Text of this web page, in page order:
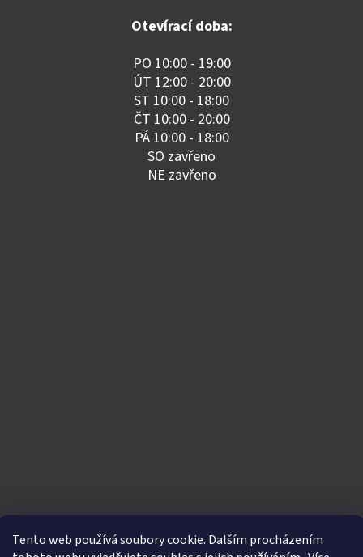
Tento web používá soubory cookie. Dalším procházením
Otevírací doba:
PO 10:00 - 19:00
ÚT 12:00 - 20:00
ST 10:00 - 18:00
ČT 10:00 - 20:00
PÁ 10:00 - 18:00
SO zavřeno
NE zavřeno